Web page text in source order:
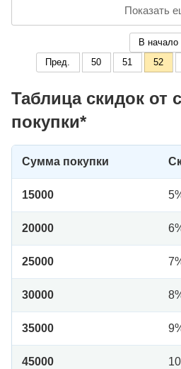
Показать
В начало
Пред.
50 51 52
Таблица скидок от
покупки*
Сумма покупки
15000
20000
25000
30000
35000
45000